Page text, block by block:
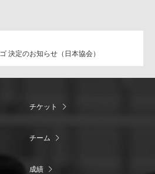
決定のお知らせ（日本協会）
チケット
チーム
成績